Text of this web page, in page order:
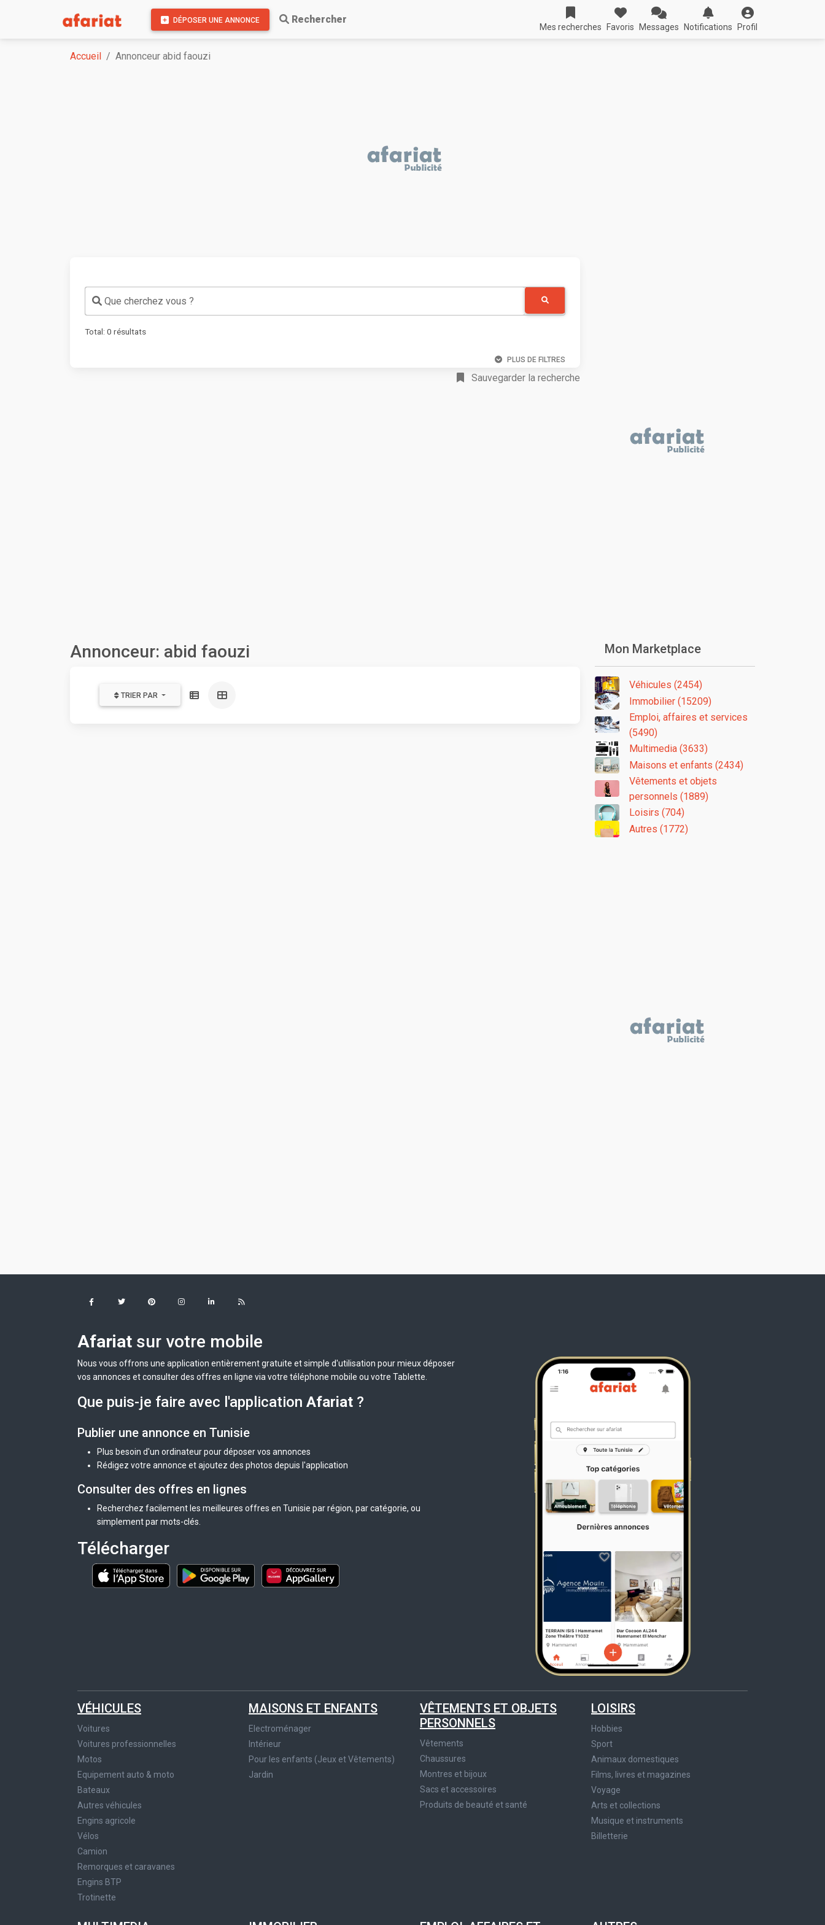
DÉPOSER UNE ANNONCE Rechercher
Mes recherches Favoris Messages Notifications Profil
Accueil Annonceur abid faouzi
Que cherchez vous ?
Total: 0 résultats
PLUS DE FILTRES
Sauvegarder la recherche
Annonceur: abid faouzi
TRIER PAR
Mon Marketplace
Véhicules (2454)
Immobilier (15209)
Emploi, affaires et services
(5490)
Multimedia (3633)
Maisons et enfants (2434)
Vêtements et objets
personnels (1889)
Loisirs (704)
Autres (1772)
Afariat sur votre mobile
Nous vous offrons une application entièrement gratuite et simple d'utilisation pour mieux déposer
vos annonces et consulter des offres en ligne via votre téléphone mobile ou votre Tablette.
Que puis-je faire avec l'application Afariat ?
Publier une annonce en Tunisie
Plus besoin d'un ordinateur pour déposer vos annonces
Rédigez votre annonce et ajoutez des photos depuis l'application
Consulter des offres en lignes
Recherchez facilement les meilleures offres en Tunisie par région, par catégorie, ou
simplement par mots-clés.
Télécharger
VÉHICULES
Voitures
Voitures professionnelles
Motos
Equipement auto & moto
Bateaux
Autres véhicules
Engins agricole
Vélos
Camion
Remorques et caravanes
Engins BTP
Trotinette
MAISONS ET ENFANTS
Electroménager
Intérieur
Pour les enfants (Jeux et Vêtements)
Jardin
VÊTEMENTS ET OBJETS
PERSONNELS
Vêtements
Chaussures
Montres et bijoux
Sacs et accessoires
Produits de beauté et santé
LOISIRS
Hobbies
Sport
Animaux domestiques
Films, livres et magazines
Voyage
Arts et collections
Musique et instruments
Billetterie